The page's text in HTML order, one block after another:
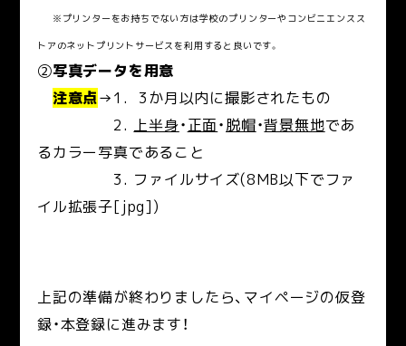
※プリンターをお持ちでない方は学校のプリンターやコンビニエンスス
トアのネットプリントサービスを利用すると良いです。
②写真データを用意
注意点→1. 3か月以内に撮影されたもの
2. 上半身・正面・脱帽・背景無地であ
るカラー写真であること
3. ファイルサイズ(8MB以下でファ
イル拡張子[jpg])
上記の準備が終わりましたら、マイページの仮登
録・本登録に進みます！